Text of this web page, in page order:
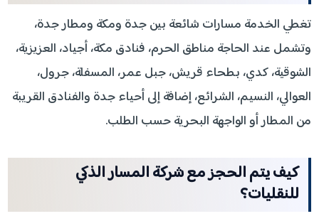
تغطي الخدمة مسارات شائعة بين جدة ومكة ومطار جدة،
وتشمل عند الحاجة مناطق الحرم، فنادق مكة، أجياد، العزيزية،
الشوقية، كدي، بطحاء قريش، جبل عمر، المسفلة، جرول،
العوالي، النسيم، الشرائع، إضافة إلى أحياء جدة والفنادق القريبة
من المطار أو الواجهة البحرية حسب الطلب.
كيف يتم الحجز مع شركة المسار الذكي
للنقليات؟